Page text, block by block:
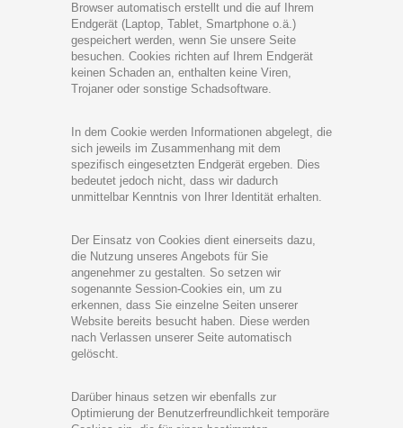
Browser automatisch erstellt und die auf Ihrem
Endgerät (Laptop, Tablet, Smartphone o.ä.)
gespeichert werden, wenn Sie unsere Seite
besuchen. Cookies richten auf Ihrem Endgerät
keinen Schaden an, enthalten keine Viren,
Trojaner oder sonstige Schadsoftware.
In dem Cookie werden Informationen abgelegt, die
sich jeweils im Zusammenhang mit dem
spezifisch eingesetzten Endgerät ergeben. Dies
bedeutet jedoch nicht, dass wir dadurch
unmittelbar Kenntnis von Ihrer Identität erhalten.
Der Einsatz von Cookies dient einerseits dazu,
die Nutzung unseres Angebots für Sie
angenehmer zu gestalten. So setzen wir
sogenannte Session-Cookies ein, um zu
erkennen, dass Sie einzelne Seiten unserer
Website bereits besucht haben. Diese werden
nach Verlassen unserer Seite automatisch
gelöscht.
Darüber hinaus setzen wir ebenfalls zur
Optimierung der Benutzerfreundlichkeit temporäre